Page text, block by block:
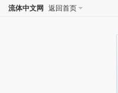
流体中文网 返回首页